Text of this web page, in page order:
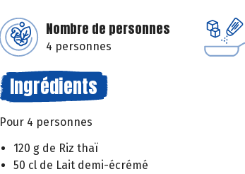
Nombre de personnes
4 personnes
Ingrédients
Pour 4 personnes
120 g de Riz thaï
50 cl de Lait demi-écrémé